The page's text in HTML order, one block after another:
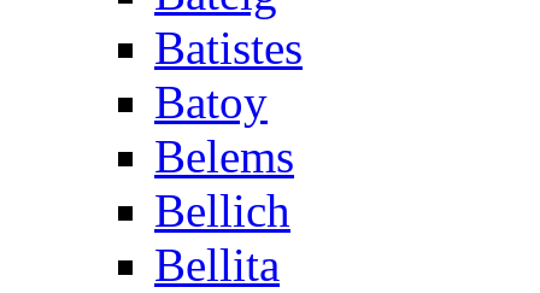
Batistes
Batoy
Belems
Bellich
Bellita